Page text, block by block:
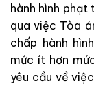
hành hình
qua việc Tòa
chấp hành
mức ít hơn
yêu cầu về